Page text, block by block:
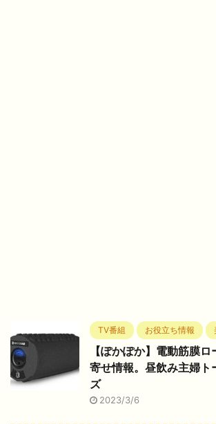
TV番組 お役立ち情報
【ぽかぽか】電動筋膜
寄せ情報。昼飲み主婦ト
ズ
2023/3/6